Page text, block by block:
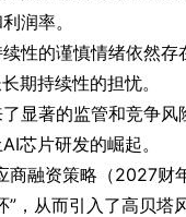
润率。
性的谨慎情绪依然
期持续性的担忧。
显著的监管和竞争
芯片研发的崛起。
商融资策略（2027财
，从而引入了高贝塔